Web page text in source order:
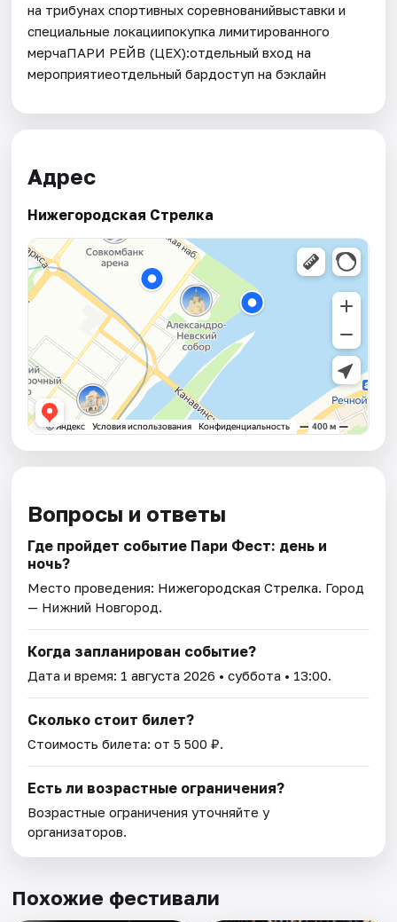
на трибунах спортивных соревнованийвыставки и
специальные локациипокупка лимитированного
мерчаПАРИ РЕЙВ (ЦЕХ):отдельный вход на
мероприятиеотдельный бардоступ на бэклайн
Адрес
Нижегородская Стрелка
Вопросы и ответы
Где пройдет событие Пари Фест: день и
ночь?
Место проведения: Нижегородская Стрелка. Город
— Нижний Новгород.
Когда запланирован событие?
Дата и время: 1 августа 2026 • суббота • 13:00.
Сколько стоит билет?
Стоимость билета: от 5 500 ₽.
Есть ли возрастные ограничения?
Возрастные ограничения уточняйте у
организаторов.
Похожие фестивали